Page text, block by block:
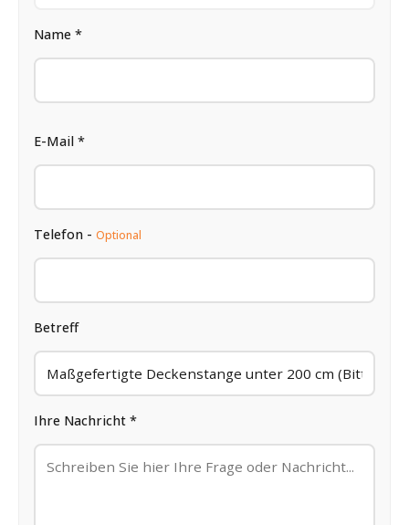
Name *
E-Mail *
Telefon - Optional
Betreff
Ihre Nachricht *